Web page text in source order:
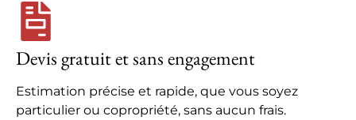
Devis gratuit et sans engagement
Estimation précise et rapide, que vous soyez
particulier ou copropriété, sans aucun frais.